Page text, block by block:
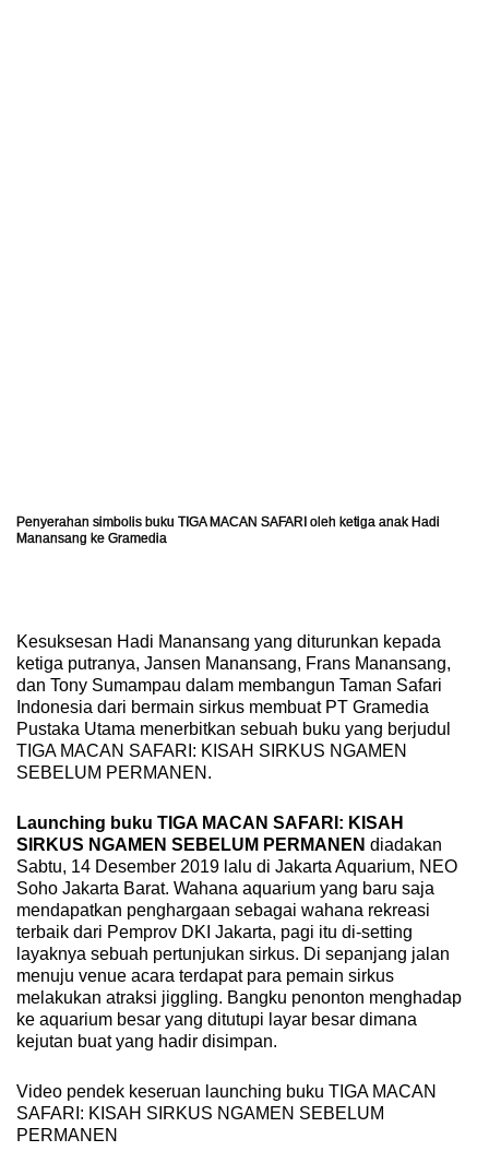
Penyerahan simbolis buku TIGA MACAN SAFARI oleh ketiga anak Hadi
Manansang ke Gramedia
Kesuksesan Hadi Manansang yang diturunkan kepada
ketiga putranya, Jansen Manansang, Frans Manansang,
dan Tony Sumampau dalam membangun Taman Safari
Indonesia dari bermain sirkus membuat PT Gramedia
Pustaka Utama menerbitkan sebuah buku yang berjudul
TIGA MACAN SAFARI: KISAH SIRKUS NGAMEN
SEBELUM PERMANEN.
Launching buku TIGA MACAN SAFARI: KISAH
SIRKUS NGAMEN SEBELUM PERMANEN diadakan
Sabtu, 14 Desember 2019 lalu di Jakarta Aquarium, NEO
Soho Jakarta Barat. Wahana aquarium yang baru saja
mendapatkan penghargaan sebagai wahana rekreasi
terbaik dari Pemprov DKI Jakarta, pagi itu di-setting
layaknya sebuah pertunjukan sirkus. Di sepanjang jalan
menuju venue acara terdapat para pemain sirkus
melakukan atraksi jiggling. Bangku penonton menghadap
ke aquarium besar yang ditutupi layar besar dimana
kejutan buat yang hadir disimpan.
Video pendek keseruan launching buku TIGA MACAN
SAFARI: KISAH SIRKUS NGAMEN SEBELUM
PERMANEN